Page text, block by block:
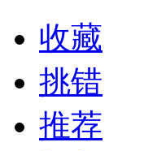
收藏
挑错
推荐